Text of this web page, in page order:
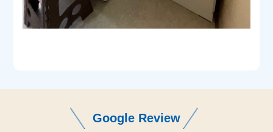
Google Review